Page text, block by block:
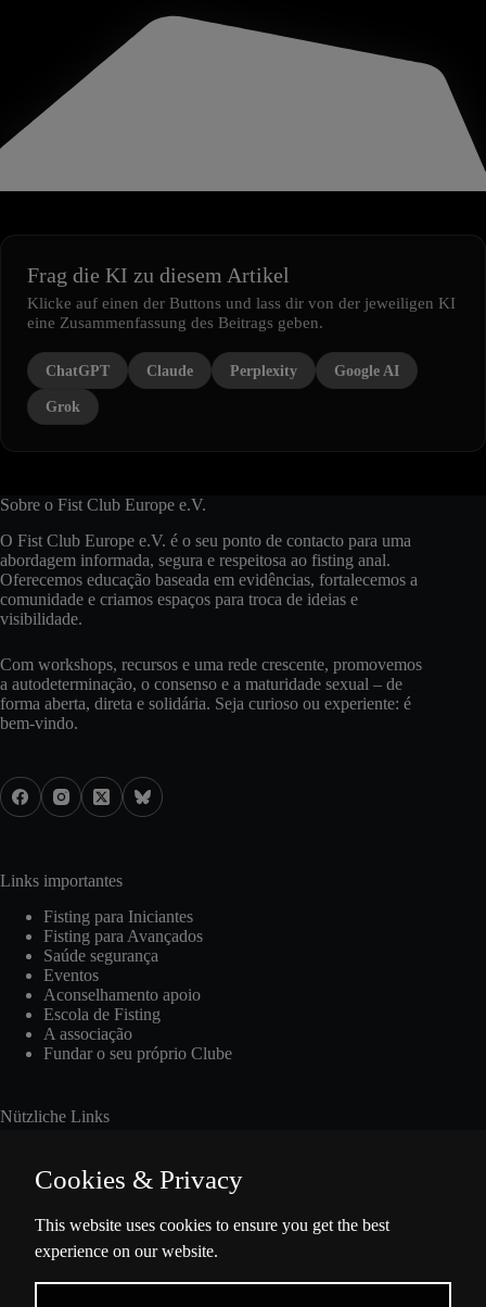
Frag die KI zu diesem Artikel
Klicke auf einen der Buttons und lass dir von der jeweiligen KI
eine Zusammenfassung des Beitrags geben.
ChatGPT Claude Perplexity Google AI
Grok
Sobre o Fist Club Europe e.V.
O Fist Club Europe e.V. é o seu ponto de contacto para uma
abordagem informada, segura e respeitosa ao fisting anal.
Oferecemos educação baseada em evidências, fortalecemos a
comunidade e criamos espaços para troca de ideias e
visibilidade.
Com workshops, recursos e uma rede crescente, promovemos
a autodeterminação, o consenso e a maturidade sexual – de
forma aberta, direta e solidária. Seja curioso ou experiente: é
bem-vindo.
Links importantes
Fisting para Iniciantes
Fisting para Avançados
Saúde segurança
Eventos
Aconselhamento apoio
Escola de Fisting
A associação
Fundar o seu próprio Clube
Nützliche Links
Presse
Über Uns
Cookies & Privacy
This website uses cookies to ensure you get the best
experience on our website.